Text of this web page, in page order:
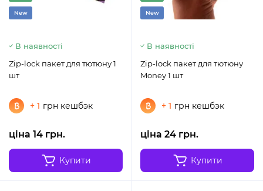
New
В наявності
Zip-lock пакет для тютюну 1
шт
+ 1 грн кешбэк
ціна 14 грн.
Купити
New
В наявності
Zip-lock пакет для тютюну
Money 1 шт
+ 1 грн кешбэк
ціна 24 грн.
Купити